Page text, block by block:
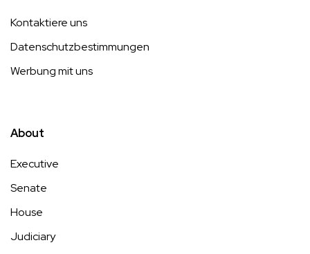
Kontaktiere uns
Datenschutzbestimmungen
Werbung mit uns
About
Executive
Senate
House
Judiciary